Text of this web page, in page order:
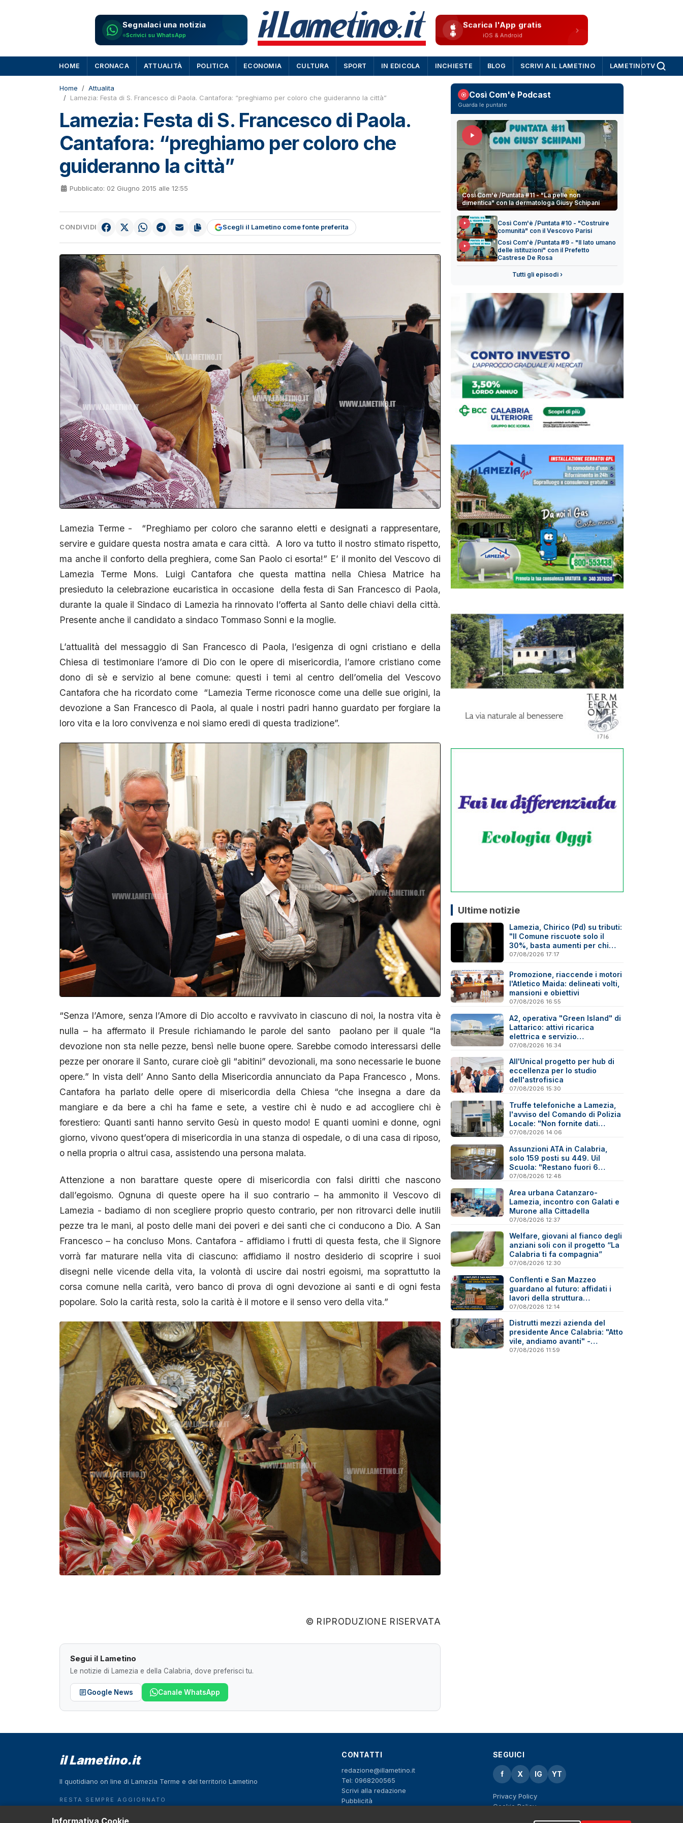
Segnalaci una notizia
Scrivici su WhatsApp
Scarica l'App gratis
iOS & Android
HOME CRONACA ATTUALITÀ POLITICA ECONOMIA CULTURA SPORT IN EDICOLA INCHIESTE BLOG SCRIVI A IL LAMETINO LAMETINOTV
Home
Attualita
Lamezia: Festa di S. Francesco di Paola. Cantafora: “preghiamo per coloro che guideranno la città”
Lamezia: Festa di S. Francesco di Paola.
Cantafora: “preghiamo per coloro che
guideranno la città”
Pubblicato: 02 Giugno 2015 alle 12:55
CONDIVIDI Scegli il Lametino come fonte preferita
Lamezia Terme - “Preghiamo per coloro che saranno eletti e designati a rappresentare,
servire e guidare questa nostra amata e cara città. A loro va tutto il nostro stimato rispetto,
ma anche il conforto della preghiera, come San Paolo ci esorta!” E’ il monito del Vescovo di
Lamezia Terme Mons. Luigi Cantafora che questa mattina nella Chiesa Matrice ha
presieduto la celebrazione eucaristica in occasione della festa di San Francesco di Paola,
durante la quale il Sindaco di Lamezia ha rinnovato l’offerta al Santo delle chiavi della città.
Presente anche il candidato a sindaco Tommaso Sonni e la moglie.
L’attualità del messaggio di San Francesco di Paola, l’esigenza di ogni cristiano e della
Chiesa di testimoniare l’amore di Dio con le opere di misericordia, l’amore cristiano come
dono di sè e servizio al bene comune: questi i temi al centro dell’omelia del Vescovo
Cantafora che ha ricordato come “Lamezia Terme riconosce come una delle sue origini, la
devozione a San Francesco di Paola, al quale i nostri padri hanno guardato per forgiare la
loro vita e la loro convivenza e noi siamo eredi di questa tradizione”.
“Senza l’Amore, senza l’Amore di Dio accolto e ravvivato in ciascuno di noi, la nostra vita è
nulla – ha affermato il Presule richiamando le parole del santo paolano per il quale “la
devozione non sta nelle pezze, bensì nelle buone opere. Sarebbe comodo interessarsi delle
pezze per onorare il Santo, curare cioè gli “abitini” devozionali, ma sono necessarie le buone
opere.” In vista dell’ Anno Santo della Misericordia annunciato da Papa Francesco , Mons.
Cantafora ha parlato delle opere di misericordia della Chiesa “che insegna a dare da
mangiare e da bere a chi ha fame e sete, a vestire chi è nudo e ad accogliere chi è
forestiero: Quanti santi hanno servito Gesù in questo modo! E quanti uomini e donne, ogni
giorno, vivono quest’opera di misericordia in una stanza di ospedale, o di una casa di riposo,
o nella propria o altrui casa, assistendo una persona malata.
Attenzione a non barattare queste opere di misericordia con falsi diritti che nascono
dall’egoismo. Ognuna di queste opere ha il suo contrario – ha ammonito il Vescovo di
Lamezia - badiamo di non scegliere proprio questo contrario, per non ritrovarci delle inutili
pezze tra le mani, al posto delle mani dei poveri e dei santi che ci conducono a Dio. A San
Francesco – ha concluso Mons. Cantafora - affidiamo i frutti di questa festa, che il Signore
vorrà far maturare nella vita di ciascuno: affidiamo il nostro desiderio di scoprire i suoi
disegni nelle vicende della vita, la volontà di uscire dai nostri egoismi, ma soprattutto la
corsa comune nella carità, vero banco di prova di ogni devozione ai santi e di ogni festa
popolare. Solo la carità resta, solo la carità è il motore e il senso vero della vita.”
© RIPRODUZIONE RISERVATA
Segui il Lametino
Le notizie di Lamezia e della Calabria, dove preferisci tu.
Google News Canale WhatsApp
Così Com'è Podcast
Guarda le puntate
Così Com'è /Puntata #11 - "La pelle non
dimentica" con la dermatologa Giusy Schipani
Così Com'è /Puntata #10 - "Costruire
comunità" con il Vescovo Parisi
Così Com'è /Puntata #9 - "Il lato umano
delle istituzioni" con il Prefetto
Castrese De Rosa
Tutti gli episodi ›
Ultime notizie
Lamezia, Chirico (Pd) su tributi:
"Il Comune riscuote solo il
30%, basta aumenti per chi
paga"
07/08/2026 17:17
Promozione, riaccende i motori
l'Atletico Maida: delineati volti,
mansioni e obiettivi
07/08/2026 16:55
A2, operativa "Green Island" di
Lattarico: attivi ricarica
elettrica e servizio
sperimentale di soccorso
07/08/2026 16:34
All'Unical progetto per hub di
eccellenza per lo studio
dell'astrofisica
07/08/2026 15:30
Truffe telefoniche a Lamezia,
l'avviso del Comando di Polizia
Locale: "Non fornite dati
personali"
07/08/2026 14:06
Assunzioni ATA in Calabria,
solo 159 posti su 449. Uil
Scuola: "Restano fuori 6
precari su 10"
07/08/2026 12:48
Area urbana Catanzaro-
Lamezia, incontro con Galati e
Murone alla Cittadella
07/08/2026 12:37
Welfare, giovani al fianco degli
anziani soli con il progetto “La
Calabria ti fa compagnia”
07/08/2026 12:30
Conflenti e San Mazzeo
guardano al futuro: affidati i
lavori della struttura
polifunzionale
07/08/2026 12:14
Distrutti mezzi azienda del
presidente Ance Calabria: "Atto
vile, andiamo avanti" -
Reazioni
07/08/2026 11:59
il Lametino.it
Il quotidiano on line di Lamezia Terme e del territorio Lametino
RESTA SEMPRE AGGIORNATO
CONTATTI
redazione@illametino.it
Tel: 0968200565
Scrivi alla redazione
Pubblicità
SEGUICI
f X IG YT
Privacy Policy
Cookie Policy
Informativa Cookie